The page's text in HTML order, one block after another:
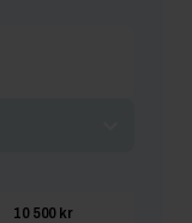
10 500 kr